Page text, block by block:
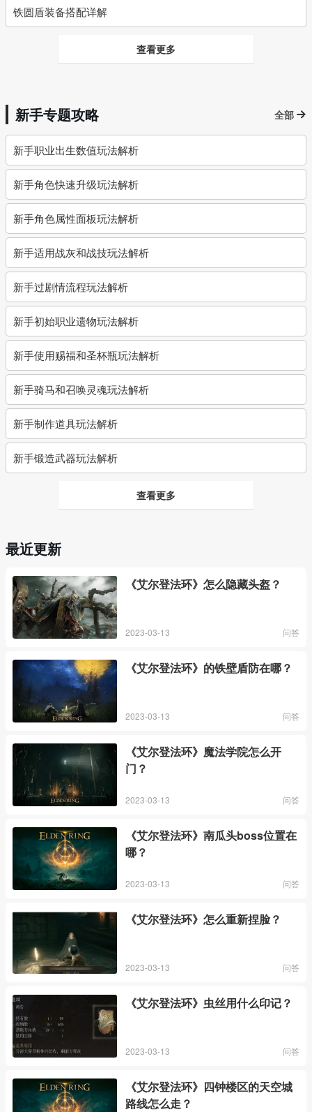
铁圆盾装备搭配详解
查看更多
新手专题攻略 全部
新手职业出生数值玩法解析
新手角色快速升级玩法解析
新手角色属性面板玩法解析
新手适用战灰和战技玩法解析
新手过剧情流程玩法解析
新手初始职业遗物玩法解析
新手使用赐福和圣杯瓶玩法解析
新手骑马和召唤灵魂玩法解析
新手制作道具玩法解析
新手锻造武器玩法解析
查看更多
最近更新
《艾尔登法环》怎么隐藏头盔？
2023-03-13 问答
《艾尔登法环》的铁壁盾防在哪？
2023-03-13 问答
《艾尔登法环》魔法学院怎么开
门？
2023-03-13 问答
《艾尔登法环》南瓜头boss位置在
哪？
2023-03-13 问答
《艾尔登法环》怎么重新捏脸？
2023-03-13 问答
《艾尔登法环》虫丝用什么印记？
2023-03-13 问答
《艾尔登法环》四钟楼区的天空城
路线怎么走？